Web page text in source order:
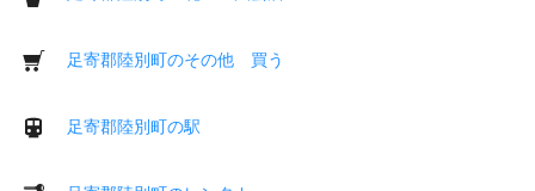
足寄郡陸別町のその他 買う
足寄郡陸別町の駅